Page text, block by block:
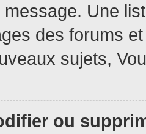
Une
des forums
sujets,
ou